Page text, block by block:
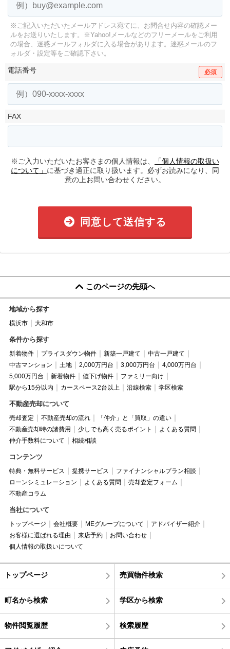
※ご記入いただいたメールアドレス宛てに、お問合せ内容の確認メー
ルをお送りいたします。
※Yahoo!メールなどのフリーメールをご利用
の場合、迷惑メールフォルダに入る場合があります。 迷惑メールのフ
ォルダ・設定等をご確認下さい。
電話番号 必須
FAX
※ご入力いただいたお客さまの個人情報は、
「個人情報の取扱い
について」 に基づき適正に取り扱います。必ずお読みになり、同
意の上お問い合わせください。
同意して送信する
このページの先頭へ
地域から探す
横浜市 大和市
条件から探す
新着物件 プライスダウン物件 新築一戸建て
中古一戸建て
中古マンション
土地 2,000万円台 3,000万円台
4,000万円台
5,000万円台
新着物件 値下げ物件
ファミリー向け
駅から15分以内
カースペース2台以上 沿線検索 学区検索
不動産売却について
売却査定 不動産売却の流れ
「仲介」と「買取」の違い
不動産売却時の諸費用
少しでも高く売るポイント
よくある質問
仲介手数料について
相続相談
コンテンツ
特典・無料サービス 提携サービス
ファイナンシャルプラン相談
ローンシミュレーション
よくある質問
売却査定フォーム
不動産コラム
当社について
トップページ 会社概要 MEグループについて
アドバイザー紹介
お客様に選ばれる理由
来店予約
お問い合わせ
個人情報の取扱いについて
トップページ 売買物件検索
町名から検索 学区から検索
物件閲覧履歴 検索履歴